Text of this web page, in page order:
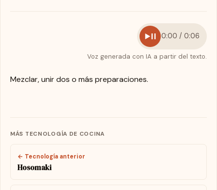
0:00 / 0:06
Voz generada con IA a partir del texto.
Mezclar, unir dos o más preparaciones.
MÁS TECNOLOGÍA DE COCINA
← Tecnología anterior
Hosomaki